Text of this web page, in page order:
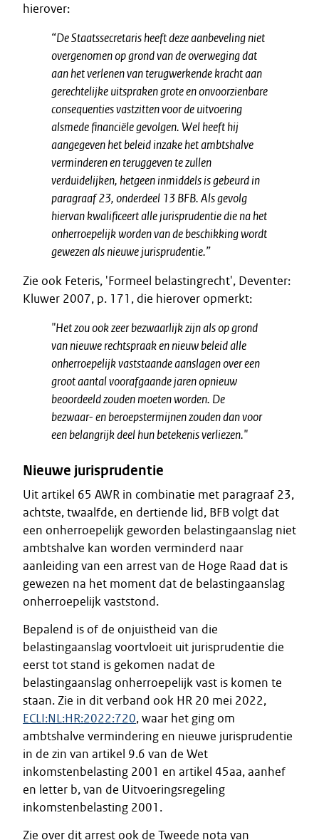
hierover:
“De Staatssecretaris heeft deze aanbeveling niet
overgenomen op grond van de overweging dat
aan het verlenen van terugwerkende kracht aan
gerechtelijke uitspraken grote en onvoorzienbare
consequenties vastzitten voor de uitvoering
alsmede financiële gevolgen. Wel heeft hij
aangegeven het beleid inzake het ambtshalve
verminderen en teruggeven te zullen
verduidelijken, hetgeen inmiddels is gebeurd in
paragraaf 23, onderdeel 13 BFB. Als gevolg
hiervan kwalificeert alle jurisprudentie die na het
onherroepelijk worden van de beschikking wordt
gewezen als nieuwe jurisprudentie.”
Zie ook Feteris, 'Formeel belastingrecht', Deventer:
Kluwer 2007, p. 171, die hierover opmerkt:
"Het zou ook zeer bezwaarlijk zijn als op grond
van nieuwe rechtspraak en nieuw beleid alle
onherroepelijk vaststaande aanslagen over een
groot aantal voorafgaande jaren opnieuw
beoordeeld zouden moeten worden. De
bezwaar- en beroepstermijnen zouden dan voor
een belangrijk deel hun betekenis verliezen."
Nieuwe jurisprudentie
Uit artikel 65 AWR in combinatie met paragraaf 23,
achtste, twaalfde, en dertiende lid, BFB volgt dat
een onherroepelijk geworden belastingaanslag niet
ambtshalve kan worden verminderd naar
aanleiding van een arrest van de Hoge Raad dat is
gewezen na het moment dat de belastingaanslag
onherroepelijk vaststond.
Bepalend is of de onjuistheid van die
belastingaanslag voortvloeit uit jurisprudentie die
eerst tot stand is gekomen nadat de
belastingaanslag onherroepelijk vast is komen te
staan. Zie in dit verband ook HR 20 mei 2022,
ECLI:NL:HR:2022:720, waar het ging om
ambtshalve vermindering en nieuwe jurisprudentie
in de zin van artikel 9.6 van de Wet
inkomstenbelasting 2001 en artikel 45aa, aanhef
en letter b, van de Uitvoeringsregeling
inkomstenbelasting 2001.
Zie over dit arrest ook de Tweede nota van